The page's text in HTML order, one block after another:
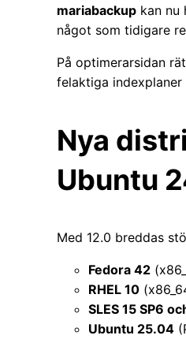
mariabackup kan nu
något som tidigare
På optimerarsidan
felaktiga
Nya
Ubuntu
Med 12.0 breddas
Fedora 42
RHEL 10
SLES 15 SP6
Ubuntu 25.04